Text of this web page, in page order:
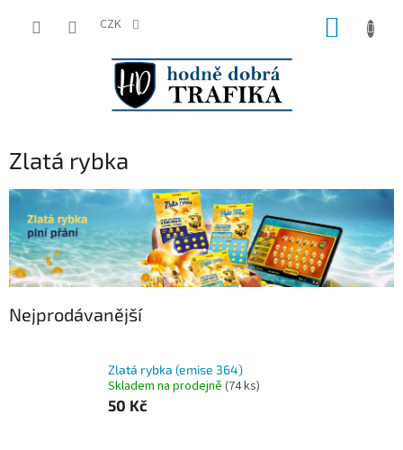
CZK
Zlatá rybka
Nejprodávanější
Zlatá rybka (emise 364)
Skladem na prodejně (74 ks)
50 Kč